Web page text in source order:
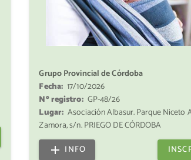
Grupo Provincial de Córdoba
Fecha: 17/10/2026
Nº registro: GP-48/26
Lugar: Asociación Albasur. Parque Niceto
Zamora, s/n. PRIEGO DE CÓRDOBA
INFO